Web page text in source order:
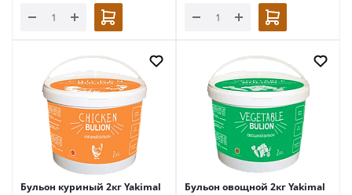
Бульон куриный 2кг Yakimal Бульон овощной 2кг Yakimal